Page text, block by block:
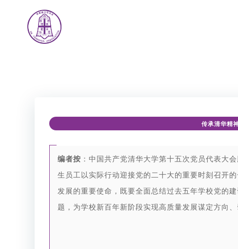
content
传承清华精
编者按 ： 中国共产党清华大学第十五次党员代表大
生员工以实际行动迎接党的二十大的重要时刻召开
发展的重要使命，既要全面总结过去五年学校党的
题，为学校新百年新阶段实现高质量发展谋定方向、